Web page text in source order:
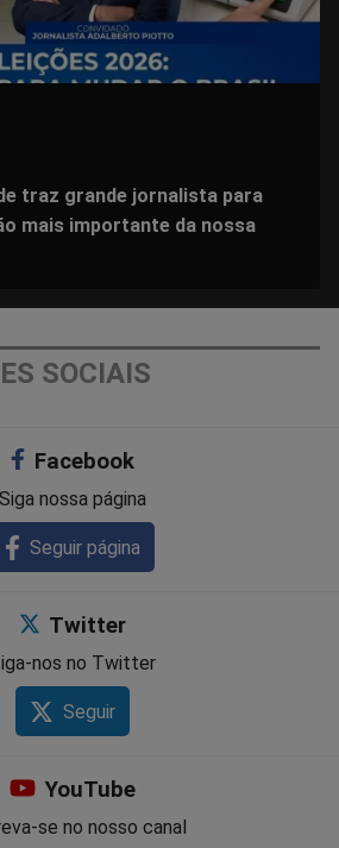
traz grande jornalista para
mais importante da nossa
SOCIAIS
Facebook
Siga nossa página
Seguir página
Twitter
nos no Twitter
Seguir
YouTube
se no nosso canal